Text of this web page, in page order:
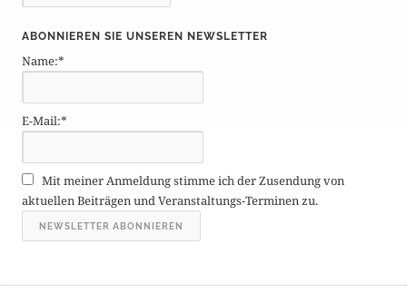
t
r
g
e
r
c
h
v
ABONNIEREN SIE UNSEREN NEWSLETTER
Name:*
E-Mail:*
Mit meiner Anmeldung stimme ich der Zusendung von
aktuellen Beiträgen und Veranstaltungs-Terminen zu.